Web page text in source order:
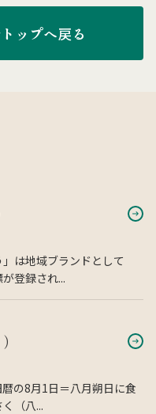
ップへ戻る
は地域ブランドとして
登録され...
の8月1日＝八月朔日に食
（八...